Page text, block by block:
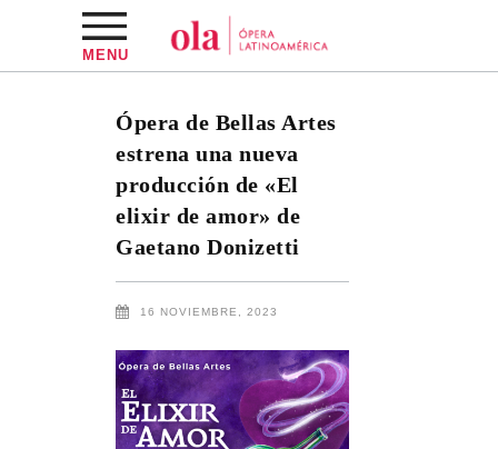
MENU
Ópera de Bellas Artes
estrena una nueva
producción de «El
elixir de amor» de
Gaetano Donizetti
16 NOVIEMBRE, 2023